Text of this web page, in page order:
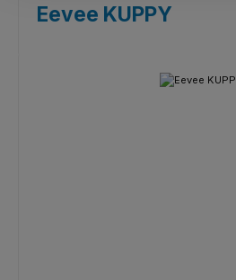
Eevee KUPPY
Bildergalerie überspringen